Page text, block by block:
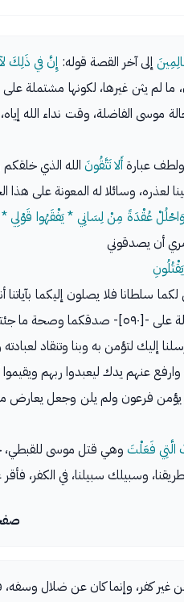
إلى آخر القصة قوله: إِنَّ في ذَلِكَ
ما لم يثن غيرها، لكونها
موسى الفاضلة، وقت نداء الله
عبارةأَلا تَتَّقُونَ الله الذي
لعذره، وسائلا له المعونة على هذا
عُقْدَةً مِنْ لِسَانِي * يَفْقَهُوا قَوْلِي
أن يصدقوني
سلطانا فلا يصلون إليكما
صدقكما وصحة ما جئتما به
إليك لتؤمن به وبنا وتنقاد
عنهم يدك ليعبدوا ربهم ويقيموا
لم يؤمن فرعون ولم يلن وجعل يعارض
فَعَلْتَ وهي قتل موسى للقبطي،
وسبيلك سبيلنا، في الكفر،
غير كفر، وإنما كان عن ضلال